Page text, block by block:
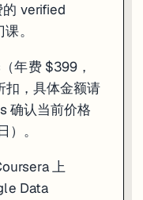
verified
。
年费 $399，
扣，具体金额请
确认当前价格
）。
上
Data